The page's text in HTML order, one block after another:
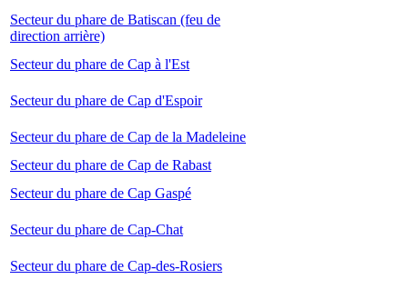
Secteur du phare de Batiscan (feu de
direction arrière)
Secteur du phare de Cap à l'Est
Secteur du phare de Cap d'Espoir
Secteur du phare de Cap de la Madeleine
Secteur du phare de Cap de Rabast
Secteur du phare de Cap Gaspé
Secteur du phare de Cap-Chat
Secteur du phare de Cap-des-Rosiers